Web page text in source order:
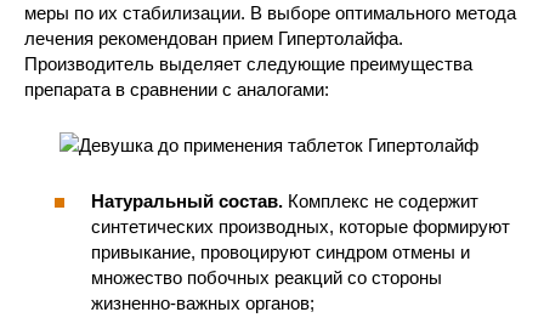
меры по их стабилизации. В выборе оптимального метода
лечения рекомендован прием Гипертолайфа.
Производитель выделяет следующие преимущества
препарата в сравнении с аналогами:
Натуральный состав. Комплекс не содержит
синтетических производных, которые формируют
привыкание, провоцируют синдром отмены и
множество побочных реакций со стороны
жизненно-важных органов;